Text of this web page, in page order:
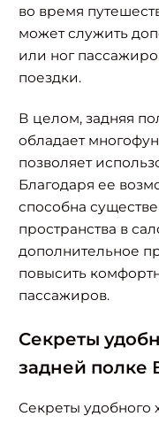
во время
может служить
или ног
поездки.
В целом, задняя
обладает
позволяет
Благодаря ее
способна
пространства в
дополнительное
повысить
пассажиров.
Секреты
задней полке
Секреты удобного
Найти: